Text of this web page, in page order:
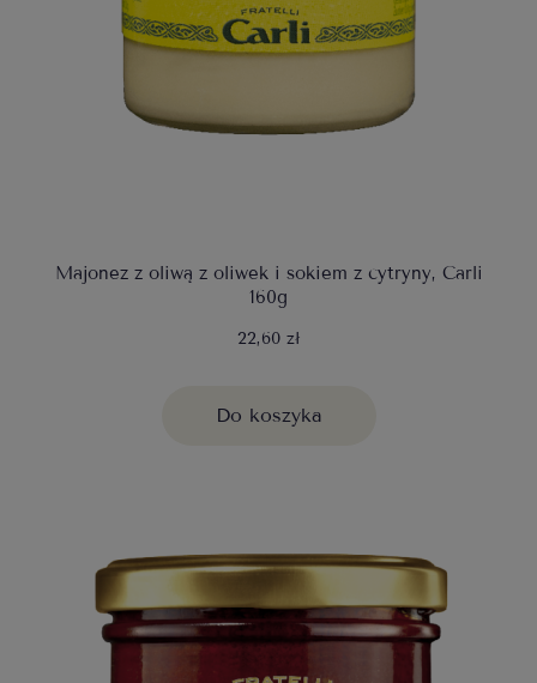
Majonez z oliwą z oliwek i sokiem z cytryny, Carli
160g
22,60 zł
Do koszyka